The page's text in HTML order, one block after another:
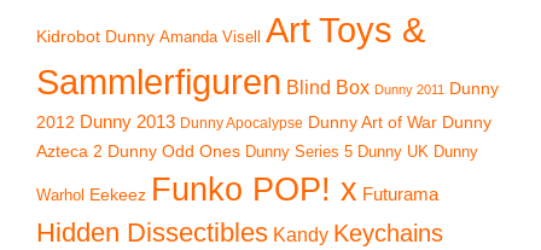
Kidrobot Dunny Amanda Visell
Art Toys &
Sammlerfiguren Blind Box Dunny 2011
Dunny
2012 Dunny 2013 Dunny Apocalypse Dunny Art of War Dunny
Azteca 2 Dunny Odd Ones Dunny Series 5 Dunny UK Dunny
Warhol Eekeez Funko POP! x Futurama
Hidden Dissectibles Kandy Keychains